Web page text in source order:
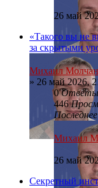
26 май
«Такого вы не
за скрытыми
Михаил
» 26 май 2026,
0Ответы
446
Михаил
26 май
Секретный